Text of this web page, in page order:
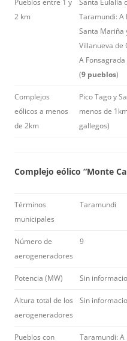
Pueblos entre 1 y
2 km
Santa Eulalia
Taramundi: A
Santa Mariña
Villanueva de
A
(9 pueblos)
Complejos
eólicos a menos
de 2km
Pico Tago y
menos de
gallegos)
Complejo eólico “Monte
Términos
municipales
Taramundi
Número de
aerogeneradores
9
Potencia (MW) Sin
Altura total de los
aerogeneradores
Sin
Pueblos con Taramundi: A